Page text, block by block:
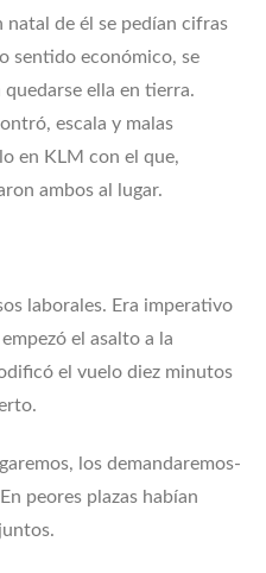
de él se pedían cifras
sentido económico, se
ella en tierra.
escala y malas
en KLM con el que,
ambos al lugar.
laborales. Era imperativo
el asalto a la
el vuelo diez minutos
los demandaremos-
peores plazas habían